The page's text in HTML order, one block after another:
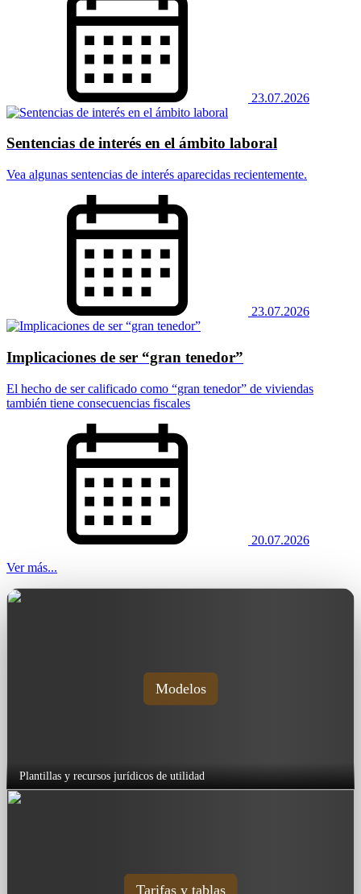
23.07.2026
Sentencias de interés en el ámbito laboral
Vea algunas sentencias de interés aparecidas recientemente.
23.07.2026
Implicaciones de ser “gran tenedor”
El hecho de ser calificado como “gran tenedor” de viviendas
también tiene consecuencias fiscales
20.07.2026
Ver más...
Modelos
Plantillas y recursos jurídicos de utilidad
Tarifas y tablas